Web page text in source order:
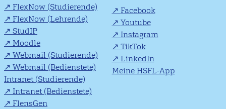
FlexNow (Studierende)
FlexNow (Lehrende)
StudIP
Moodle
Webmail (Studierende)
Webmail (Bedienstete)
Intranet (Studierende)
Intranet (Bedienstete)
FlensGen
Facebook
Youtube
Instagram
TikTok
LinkedIn
Meine HSFL-App